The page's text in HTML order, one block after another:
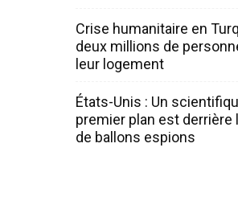
Crise humanitaire en
deux millions de
leur logement
États-Unis : Un
premier plan est derrière
de ballons espions